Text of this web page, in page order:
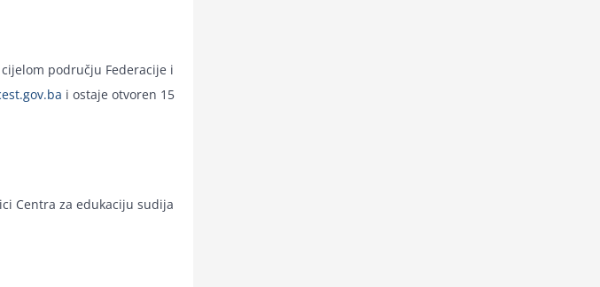
području Federacije i
i ostaje otvoren 15
Centra za edukaciju sudija